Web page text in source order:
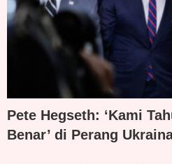
Pete Hegseth: ‘Kami
Benar’ di Perang